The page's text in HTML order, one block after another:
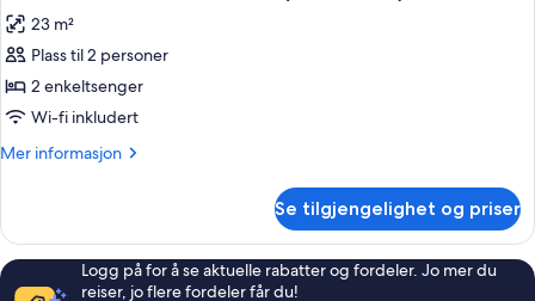
bildene
av
Standard
Double
or
(2
Twin
Beds)
23 m²
Plass til 2 personer
2 enkeltsenger
Wi-fi inkludert
Mer informasjon
Mer
Double
or
Twin
Se tilgjengelighet og priser
Logg på for å se aktuelle rabatter og fordeler. Jo mer du
reiser, jo flere fordeler får du!